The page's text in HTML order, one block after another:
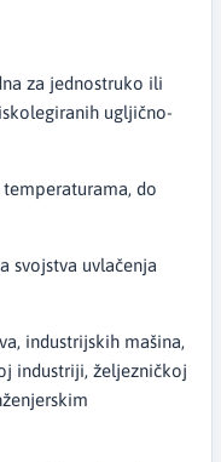
za jednostruko ili
ugljično-
do
svojstva uvlačenja
industrijskih mašina,
industriji, željezničkoj